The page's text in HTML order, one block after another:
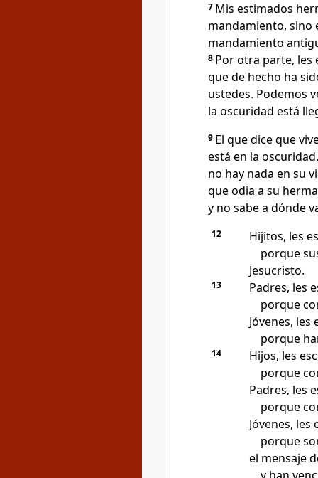
7 Mis estimados
mandamiento, sino
mandamiento
8 Por otra parte, les
que de hecho ha
ustedes. Podemos
la oscuridad está
9 El que dice que
está en la
no hay nada en su
que odia a su
y no sabe a dónde
12
Hijitos, les
porque
Jesucristo.
13
Padres, les
porque
Jóvenes, les
porque
14
Hijos, les
porque
Padres, les
porque
Jóvenes, les
porque
el mensaje